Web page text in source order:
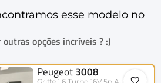
esse modelo no
opções incríveis ? :)
Peugeot 3008